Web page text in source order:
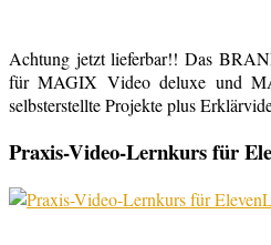
Achtung jetzt lieferbar!! Das
für MAGIX Video deluxe und
selbsterstellte Projekte plus
Praxis-Video-Lernkurs für